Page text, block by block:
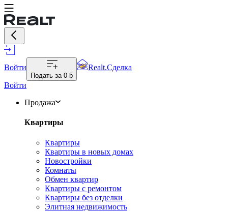
Войти
Подать за 0 ƃ
Realt.Сделка
Войти
Продажа
Квартиры
Квартиры
Квартиры в новых домах
Новостройки
Комнаты
Обмен квартир
Квартиры с ремонтом
Квартиры без отделки
Элитная недвижимость